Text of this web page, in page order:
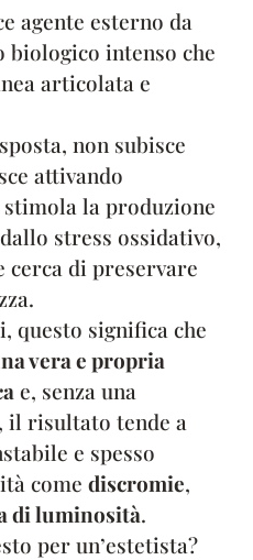
agente esterno da
intenso che
articolata e
non subisce
attivando
la produzione
stress ossidativo,
cerca di preservare
questo significa che
vera e propria
e, senza una
il risultato tende a
e spesso
come discromie,
di luminosità.
per un’estetista?